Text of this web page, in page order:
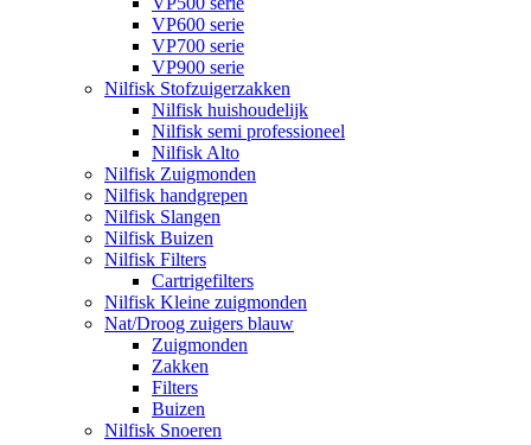
VP600 serie
VP700 serie
VP900 serie
Nilfisk Stofzuigerzakken
Nilfisk huishoudelijk
Nilfisk semi professioneel
Nilfisk Alto
Nilfisk Zuigmonden
Nilfisk handgrepen
Nilfisk Slangen
Nilfisk Buizen
Nilfisk Filters
​Cartrigefilters
Nilfisk Kleine zuigmonden
Nat/Droog zuigers blauw
Zuigmonden
Zakken
Filters
Buizen
Nilfisk Snoeren